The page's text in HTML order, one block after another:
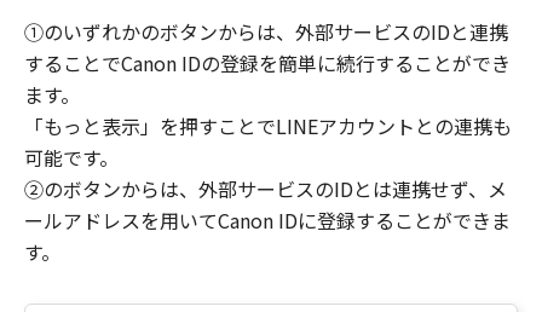
①のいずれかのボタンからは、外部サービスのIDと連携
することでCanon IDの登録を簡単に続行することができ
ます。
「もっと表示」を押すことでLINEアカウントとの連携も
可能です。
②のボタンからは、外部サービスのIDとは連携せず、メ
ールアドレスを用いてCanon IDに登録することができま
す。